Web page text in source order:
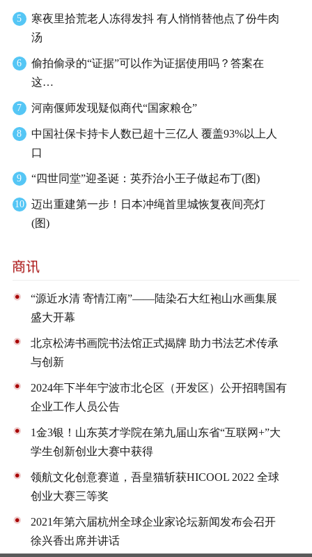
5
寒夜里拾荒老人冻得发抖 有人悄悄替他点了份牛肉
汤
6
偷拍偷录的“证据”可以作为证据使用吗？答案在
这…
7 河南偃师发现疑似商代“国家粮仓”
8
中国社保卡持卡人数已超十三亿人 覆盖93%以上人
口
9 “四世同堂”迎圣诞：英乔治小王子做起布丁(图)
10
迈出重建第一步！日本冲绳首里城恢复夜间亮灯
(图)
“源近水清 寄情江南”——陆染石大红袍山水画集展
盛大开幕
北京松涛书画院书法馆正式揭牌 助力书法艺术传承
与创新
2024年下半年宁波市北仑区（开发区）公开招聘国有
企业工作人员公告
1金3银！山东英才学院在第九届山东省“互联网+”大
学生创新创业大赛中获得
领航文化创意赛道，吾皇猫斩获HICOOL 2022 全球
创业大赛三等奖
2021年第六届杭州全球企业家论坛新闻发布会召开
徐兴香出席并讲话